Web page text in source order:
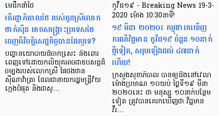
មេដឹកនាំថៃ
តើរដ្ឋាភិបាលថៃ របស់កូនស្រីលោក
ថាក់ស៊ីន អាចសង្គ្រោះប្រទេសថៃ
ចេញពីវិបត្តិសេដ្ឋកិច្ចបានដែរឬទេ?
បញ្ហានយោបាយដ៏ចាក់សេ្រះ និងពោរ
ពេញទៅដោយកលិយុគអាចជាឧបសគ្គដ៏
ចម្បងរបស់លោកស្រី ផែថងថាន
ស៊ីណាវ៉ាត្រា ដែលជានាយករដ្ឋមន្រ្តីវ័យ
ក្មេងបំផុត និងជាស្…
កូវីដ១៩ - Breaking News 19-3-
2020 ម៉ោង 10:30នាទី!
១៩ មីនា ២០២០៖ កម្ពុជារកឃើញ
ករណីវិជ្ជមាន កូវីដ១៩ ចំនួន ១០នាក់
ថ្មីទៀត, សរុបឡើង​ដល់ ៤៧នាក់
ហើយ!
ក្រសួងសុខាភិបាល បានឲ្យ​ដឹង​នៅវេលា
ម៉ោងប្រមាណ ១០យប់ ថ្ងៃទី១៩ មីនា
២០២០នេះ ថា មនុស្ស​ ១០នាក់​បន្ថែម
ទៀត ត្រូវបាន​គេរក​ឃើញថា វិជ្ជមាន​
វីរ…